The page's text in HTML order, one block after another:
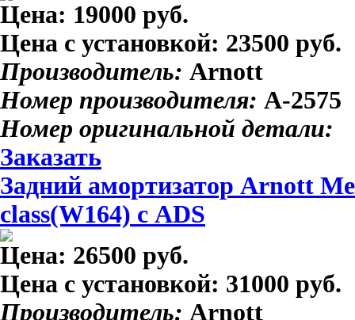
Цена: 19000 руб.
Цена с установкой: 23500 руб.
Производитель: Arnott
Номер производителя: A-2575
Номер оригинальной детали:
Заказать
Задний амортизатор Arnott
class(W164) с ADS
Цена: 26500 руб.
Цена с установкой: 31000 руб.
Производитель: Arnott